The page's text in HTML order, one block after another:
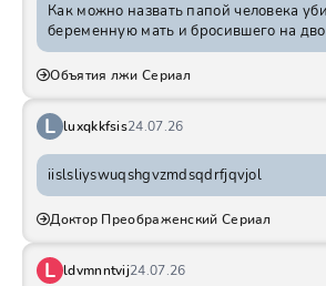
Как можно назвать папой человека
беременную мать и бросившего на
Объятия лжи Сериал
L luxqkkfsis24.07.26
iislsliyswuqshgvzmdsqdrfjqvjol
Доктор Преображенский Сериал
L ldvmnntvij24.07.26